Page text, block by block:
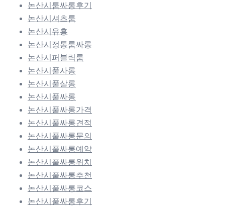
논산시룸싸롱후기
논산시셔츠룸
논산시유흥
논산시정통룸싸롱
논산시퍼블릭룸
논산시풀사롱
논산시풀살롱
논산시풀싸롱
논산시풀싸롱가격
논산시풀싸롱견적
논산시풀싸롱문의
논산시풀싸롱예약
논산시풀싸롱위치
논산시풀싸롱추천
논산시풀싸롱코스
논산시풀싸롱후기